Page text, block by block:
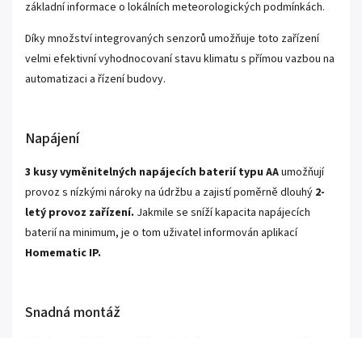
základní informace o lokálních meteorologických podmínkách.
Díky množství integrovaných senzorů umožňuje toto zařízení
velmi efektivní vyhodnocovaní stavu klimatu s přímou vazbou na
automatizaci a řízení budovy.
Napájení
3 kusy vyměnitelných napájecích baterií typu AAumožňují
provoz s nízkými nároky na údržbu a zajistí poměrně dlouhý 2-
letý provoz zařízení. Jakmile se sníží kapacita napájecích
baterií na minimum, je o tom uživatel informován aplikací
Homematic IP.
Snadná montáž